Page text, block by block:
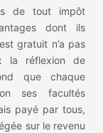
de tout impôt
dont ils
gratuit n’a pas
la réflexion de
que chaque
ses facultés
payé par tous,
sur le revenu